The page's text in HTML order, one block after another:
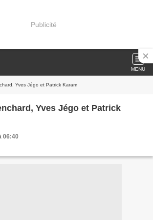
Publicité
MENU
Yves Jégo et Patrick Karam
Yves Jégo et Patrick
06:40